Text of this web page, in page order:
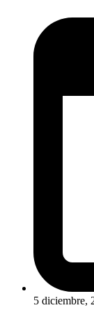
5 diciembre,